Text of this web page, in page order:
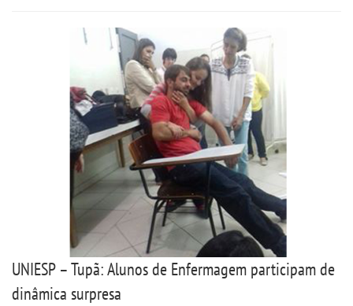
UNIESP – Tupã: Alunos de Enfermagem participam de
dinâmica surpresa